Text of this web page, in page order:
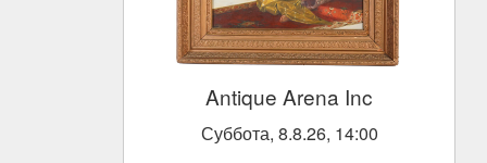
Antique Arena Inc
Суббота, 8.8.26, 14:00